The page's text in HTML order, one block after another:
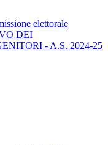
elettorale
DEI
- A.S. 2024-25